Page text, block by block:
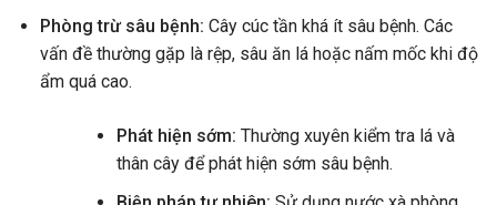
Phòng trừ sâu bệnh: Cây cúc tần khá ít sâu bệnh. Các
vấn đề thường gặp là rệp, sâu ăn lá hoặc nấm mốc khi độ
ẩm quá cao.
Phát hiện sớm: Thường xuyên kiểm tra lá và
thân cây để phát hiện sớm sâu bệnh.